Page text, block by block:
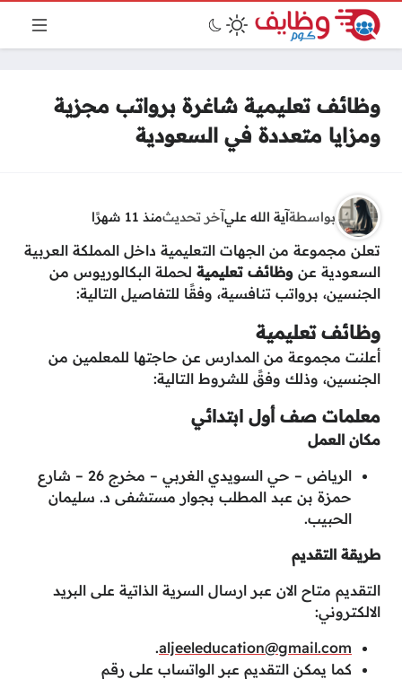
وظائف تعليمية شاغرة برواتب مجزية
ومزايا متعددة في السعودية
بواسطةآية الله عليآخر تحديثمنذ 11 شهرًا
تعلن مجموعة من الجهات التعليمية داخل المملكة العربية
السعودية عن وظائف تعليمية لحملة البكالوريوس من
الجنسين، برواتب تنافسية، وفقًا للتفاصيل التالية:
وظائف تعليمية
أعلنت مجموعة من المدارس عن حاجتها للمعلمين من
الجنسين، وذلك وفقً للشروط التالية:
معلمات صف أول ابتدائي
مكان العمل
الرياض – حي السويدي الغربي – مخرج 26 – شارع
حمزة بن عبد المطلب بجوار مستشفى د. سليمان
الحبيب.
طريقة التقديم
التقديم متاح الان عبر ارسال السرية الذاتية على البريد
الالكتروني:
aljeeleducation@gmail.com
.
كما يمكن التقديم عبر الواتساب على رقم